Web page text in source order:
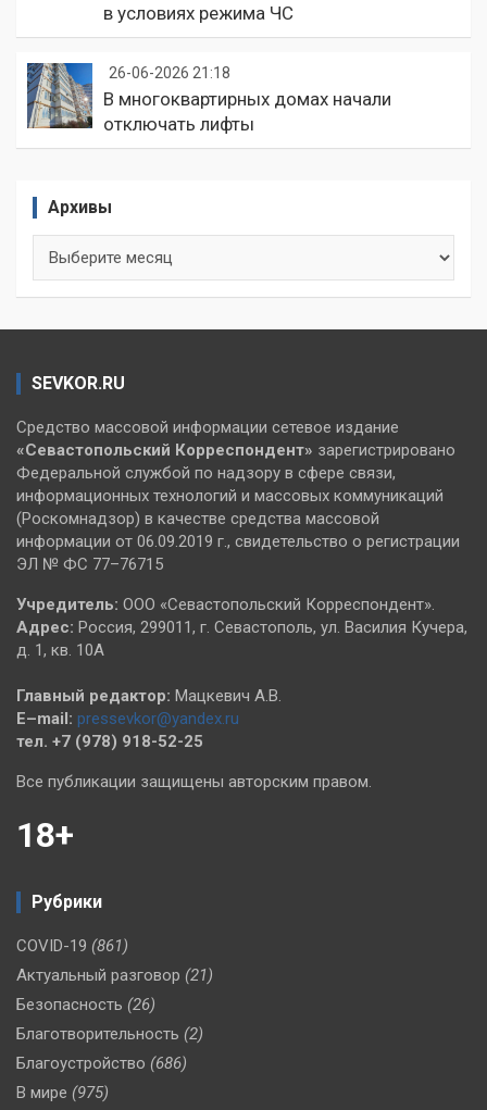
в условиях режима ЧС
26-06-2026 21:18
В многоквартирных домах начали
отключать лифты
Архивы
SEVKOR.RU
Средство массовой информации сетевое издание
«Севастопольский Корреспондент» зарегистрировано
Федеральной службой по надзору в сфере связи,
информационных технологий и массовых коммуникаций
(Роскомнадзор) в качестве средства массовой
информации от 06.09.2019 г., свидетельство о регистрации
ЭЛ № ФС 77–76715
Учредитель: ООО «Севастопольский Корреспондент».
Адрес: Россия, 299011, г. Севастополь, ул. Василия Кучера,
д. 1, кв. 10А
Главный редактор: Мацкевич А.В.
E–mail: pressevkor@yandex.ru
тел. +7 (978) 918-52-25
Все публикации защищены авторским правом.
18+
Рубрики
COVID-19 (861)
Актуальный разговор (21)
Безопасность (26)
Благотворительность (2)
Благоустройство (686)
В мире (975)